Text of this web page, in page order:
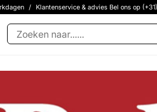
/ Klantenservice & advies Bel ons op